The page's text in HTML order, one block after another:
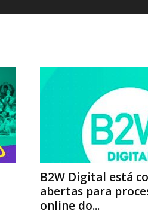
B2W Digital está
abertas para
online do...